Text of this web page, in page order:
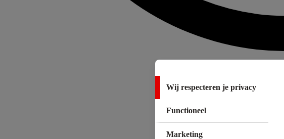
Wij respecteren je privacy
Functioneel
Marketing